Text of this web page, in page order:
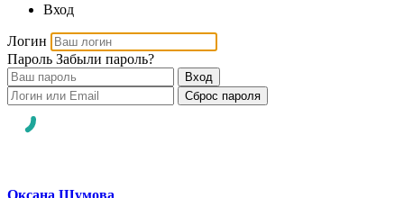
Вход
Логин
Пароль Забыли пароль?
Вход
Сброс пароля